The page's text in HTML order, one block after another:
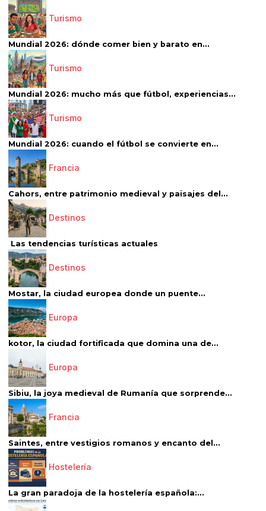
Turismo
Mundial 2026: dónde comer bien y barato en...
Turismo
Mundial 2026: mucho más que fútbol, experiencias...
Turismo
Mundial 2026: cuando el fútbol se convierte en...
Francia
Cahors, entre patrimonio medieval y paisajes del...
Destinos
Las tendencias turísticas actuales
Destinos
Mostar, la ciudad europea donde un puente...
Europa
kotor, la ciudad fortificada que domina una de...
Europa
Sibiu, la joya medieval de Rumanía que sorprende...
Francia
Saintes, entre vestigios romanos y encanto del...
Hostelería
La gran paradoja de la hostelería española:...